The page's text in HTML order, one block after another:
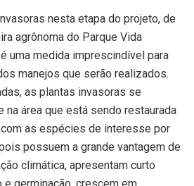
nesta etapa do projeto, de
agrônoma do Parque Vida
uma medida imprescindível para
manejos que serão realizados.
as plantas invasoras se
na área que está sendo restaurada
as espécies de interesse por
possuem a grande vantagem de
climática, apresentam curto